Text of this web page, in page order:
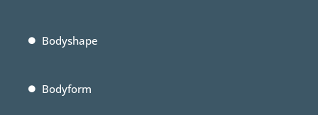
Bodyshape
Bodyform